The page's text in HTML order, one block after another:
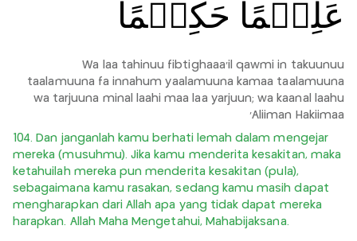
عَلِيۡمًا حَكِيۡمًا
Wa laa tahinuu fibtighaaa'il qawmi in takuunuu
taalamuuna fa innahum yaalamuuna kamaa taalamuuna
wa tarjuuna minal laahi maa laa yarjuun; wa kaanal laahu
'Aliiman Hakiimaa
104. Dan janganlah kamu berhati lemah dalam mengejar
mereka (musuhmu). Jika kamu menderita kesakitan, maka
ketahuilah mereka pun menderita kesakitan (pula),
sebagaimana kamu rasakan, sedang kamu masih dapat
mengharapkan dari Allah apa yang tidak dapat mereka
harapkan. Allah Maha Mengetahui, Mahabijaksana.